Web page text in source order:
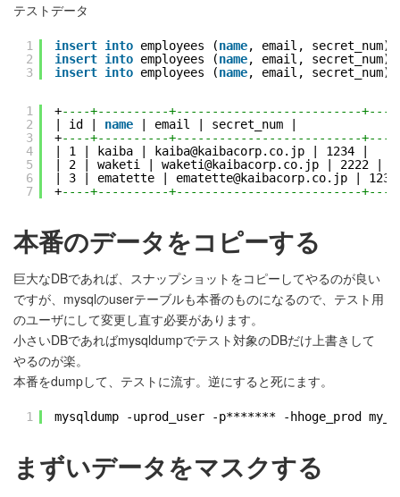
テストデータ
1
2
3
insert into employees (name, email, secret_num)
insert into employees (name, email, secret_num)
insert into employees (name, email, secret_num)
1
2
3
4
5
6
7
+----+----------+--------------------------
| id | name
| email | secret_num |
+----+----------+--------------------------
| 1 | kaiba | kaiba@kaibacorp.co.jp | 1234 |
| 2 | waketi | waketi@kaibacorp.co.jp | 2222 |
| 3 | ematette | ematette@kaibacorp.co.jp | 123
+----+----------+--------------------------
本番のデータをコピーする
巨大なDBであれば、スナップショットをコピーしてやるのが良い
ですが、mysqlのuserテーブルも本番のものになるので、テスト用
のユーザにして変更し直す必要があります。
小さいDBであればmysqldumpでテスト対象のDBだけ上書きして
やるのが楽。
本番をdumpして、テストに流す。逆にすると死にます。
1 mysqldump -uprod_user -p******* -hhoge_prod
まずいデータをマスクする